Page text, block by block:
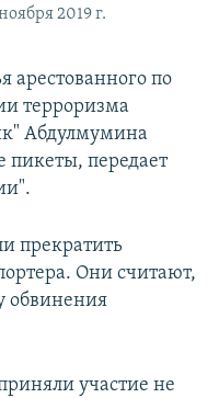
2019 г.
арестованного по
терроризма
Абдулмумина
пикеты, передает
прекратить
Они считают,
обвинения
участие не